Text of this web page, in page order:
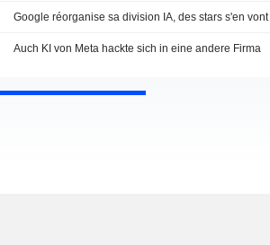
Google réorganise sa division IA, des stars s'en vont
Auch KI von Meta hackte sich in eine andere Firma